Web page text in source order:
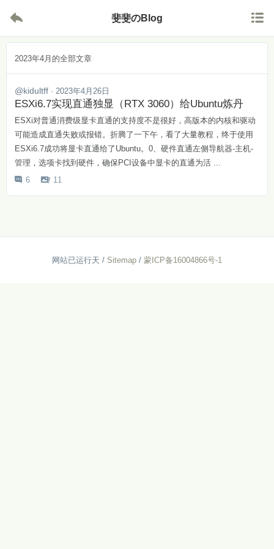
 斐斐のBlog 
2023年4月的全部文章
@kidultff · 2023年4月26日
ESXi6.7实现直通独显（RTX 3060）给Ubuntu炼丹
ESXi对普通消费级显卡直通的支持度不是很好，高版本的内核和驱动
可能造成直通失败或报错。折腾了一下午，看了大量教程，终于使用
ESXi6.7成功将显卡直通给了Ubuntu。0、硬件直通左侧导航器-主机-
管理，选项卡找到硬件，确保PCI设备中显卡的直通为活 ...
 6  11
网站已运行天 / Sitemap / 蒙ICP备16004866号-1